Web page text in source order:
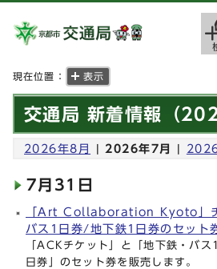
現在位置： 表示
交通局 新着情報（
2026年8月 2026年7月
7月31日
「Art Collaboration Kyoto」チ
バス1日券/地下鉄1日券のセット
「ACKチケット」と「地下鉄・バス
日券」のセット券を販売します。